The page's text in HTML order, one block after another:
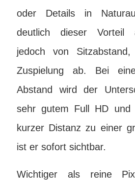
oder Details in
deutlich dieser Vorteil
jedoch von
Zuspielung ab. Bei
Abstand wird der
sehr gutem Full HD und
kurzer Distanz zu einer
ist er sofort sichtbar.
Wichtiger als reine